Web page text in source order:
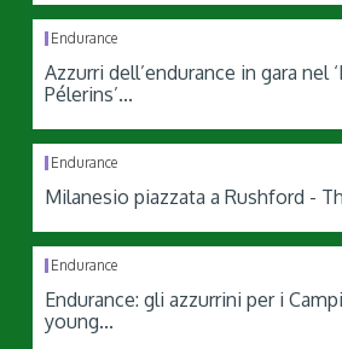
Endurance
Azzurri dell’endurance in gara nel
Pélerins’...
Endurance
Milanesio piazzata a Rushford -
Endurance
Endurance: gli azzurrini per i
young...